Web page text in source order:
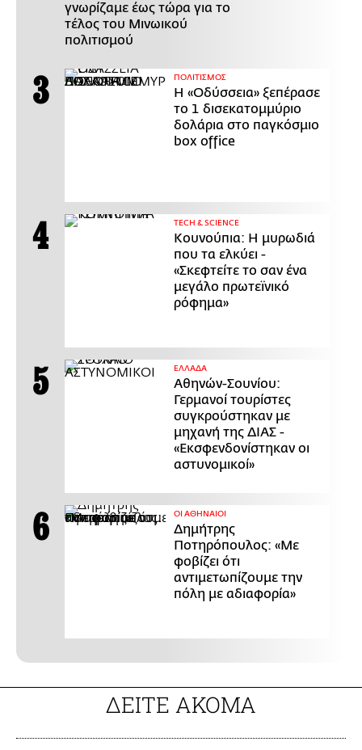
γνωρίζαμε έως τώρα για το
τέλος του Μινωικού
πολιτισμού
ΠΟΛΙΤΙΣΜΟΣ
Η «Οδύσσεια» ξεπέρασε
το 1 δισεκατομμύριο
δολάρια στο παγκόσμιο
box office
ΤECH & SCIENCE
Κουνούπια: Η μυρωδιά
που τα ελκύει -
«Σκεφτείτε το σαν ένα
μεγάλο πρωτεϊνικό
ρόφημα»
ΕΛΛΑΔΑ
Αθηνών-Σουνίου:
Γερμανοί τουρίστες
συγκρούστηκαν με
μηχανή της ΔΙΑΣ -
«Εκσφενδονίστηκαν οι
αστυνομικοί»
ΟΙ ΑΘΗΝΑΙΟΙ
Δημήτρης
Ποτηρόπουλος: «Με
φοβίζει ότι
αντιμετωπίζουμε την
πόλη με αδιαφορία»
ΔΕΙΤΕ ΑΚΟΜΑ